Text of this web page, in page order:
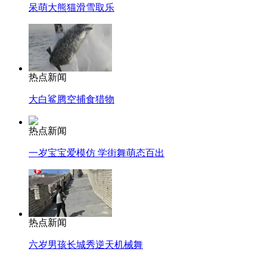
呆萌大熊猫滑雪取乐
热点新闻
大白鲨腾空捕食猎物
热点新闻
一岁宝宝爱模仿 学街舞萌态百出
热点新闻
六岁男孩长城秀逆天机械舞